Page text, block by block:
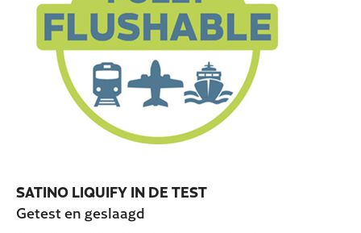
SATINO LIQUIFY IN DE TEST
Getest en geslaagd